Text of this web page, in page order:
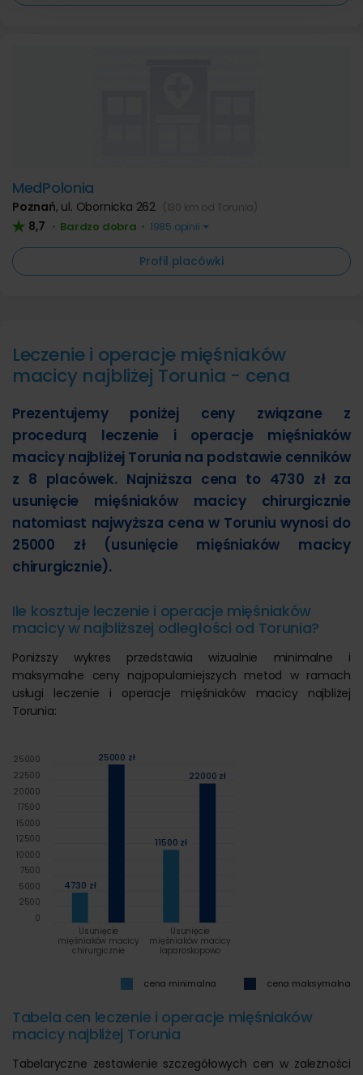
MedPolonia
Poznań, ul. Obornicka 262 (130 km od Torunia)
8,7 • Bardzo dobra • 1985 opinii
Profil placówki
Leczenie i operacje mięśniaków
macicy najbliżej Torunia - cena
Prezentujemy poniżej ceny związane z
procedurą leczenie i operacje mięśniaków
macicy najbliżej Torunia na podstawie cenników
z 8 placówek. Najniższa cena to 4730 zł za
usunięcie mięśniaków macicy chirurgicznie
natomiast najwyższa cena w Toruniu wynosi do
25000 zł (usunięcie mięśniaków macicy
chirurgicznie).
Ile kosztuje leczenie i operacje mięśniaków
macicy w najbliższej odległości od Torunia?
Poniższy wykres przedstawia wizualnie minimalne i
maksymalne ceny najpopularniejszych metod w ramach
usługi leczenie i operacje mięśniaków macicy najbliżej
Torunia:
4730 zł
11500 zł
25000 zł
22000 zł
Usunięcie
mięśniaków macicy
chirurgicznie
Usunięcie
mięśniaków macicy
laparoskopowo
0
2500
5000
7500
10000
12500
15000
17500
20000
22500
25000
cena minimalna cena maksymalna
Tabela cen leczenie i operacje mięśniaków
macicy najbliżej Torunia
Tabelaryczne zestawienie szczegółowych cen w zależności